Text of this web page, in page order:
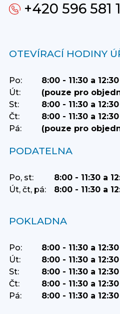
+420 596 581
OTEVÍRACÍ HODINY
Po:
8:00 - 11:30 a
Út:
(pouze pro
St:
8:00 - 11:30 a
Čt:
8:00 - 11:30 a
Pá:
(pouze pro
PODATELNA
Po, st:
8:00 - 11:30 a
Út, čt, pá:
8:00 - 11:30 a
POKLADNA
Po:
8:00 - 11:30 a
Út:
8:00 - 11:30 a
St:
8:00 - 11:30 a
Čt:
8:00 - 11:30 a
Pá:
8:00 - 11:30 a